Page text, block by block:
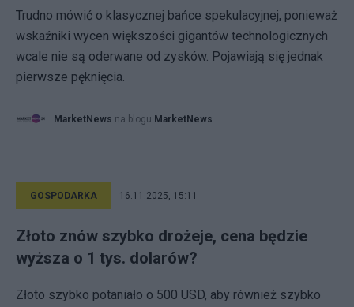
Trudno mówić o klasycznej bańce spekulacyjnej, ponieważ
wskaźniki wycen większości gigantów technologicznych
wcale nie są oderwane od zysków. Pojawiają się jednak
pierwsze pęknięcia.
MarketNews na blogu MarketNews
GOSPODARKA 16.11.2025, 15:11
Złoto znów szybko drożeje, cena będzie
wyższa o 1 tys. dolarów?
Złoto szybko potaniało o 500 USD, aby również szybko